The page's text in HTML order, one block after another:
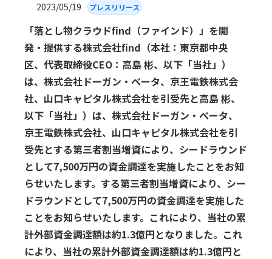
2023/05/19 プレスリリース
「落とし物クラウドfind（ファインド）」を開
発・提供する株式会社find（本社：東京都中央
区、代表取締役CEO：⾼島 彬、以下「当社」）
は、株式会社ドーガン・ベータ、京王電鉄株式会
社、⼭⼝キャピタル株式会社を引受先と⾼島 彬、
以下「当社」）は、株式会社ドーガン・ベータ、
京王電鉄株式会社、⼭⼝キャピタル株式会社を引
受先とする第三者割当増資により、シードラウンド
として7,500万円の資⾦調達を実施したことをお知
らせいたします。する第三者割当増資により、シー
ドラウンドとして7,500万円の資⾦調達を実施した
ことをお知らせいたします。これにより、当社の累
計外部資⾦調達額は約1.3億円となりました。これ
により、当社の累計外部資⾦調達額は約1.3億円と